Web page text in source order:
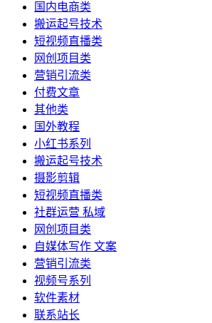
国内电商类
搬运起号技术
短视频直播类
网创项目类
营销引流类
付费文章
其他类
国外教程
小红书系列
搬运起号技术
摄影剪辑
短视频直播类
社群运营 私域
网创项目类
自媒体写作 文案
营销引流类
视频号系列
软件素材
联系站长